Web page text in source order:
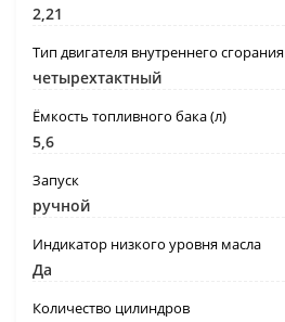
2,21
Тип двигателя внутреннего сгорания
четырехтактный
Ёмкость топливного бака (л)
5,6
Запуск
ручной
Индикатор низкого уровня масла
Да
Количество цилиндров